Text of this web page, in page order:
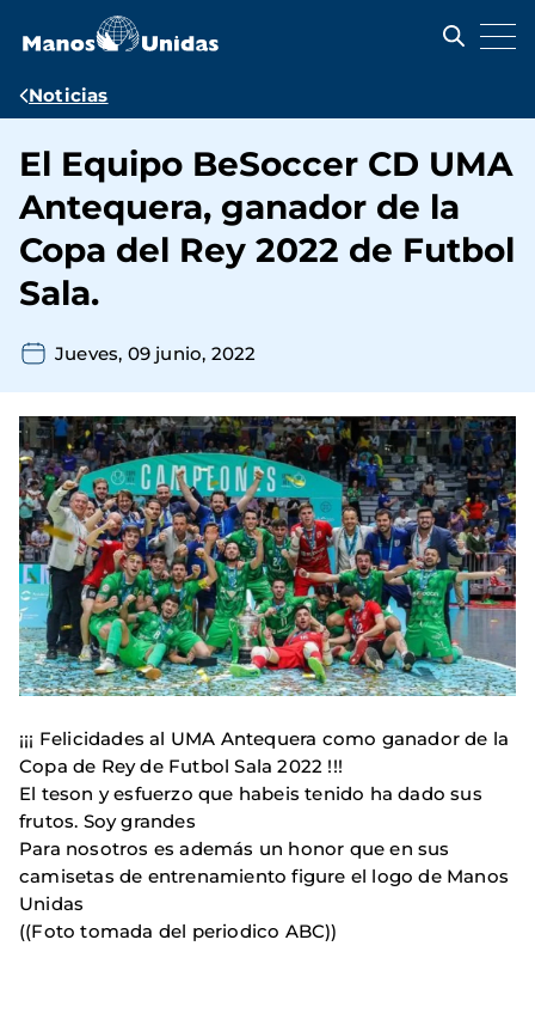
contenido
Ruta
navegación
Noticias
El Equipo BeSoccer CD UMA
Antequera, ganador de la
Copa del Rey 2022 de Futbol
Sala.
Jueves, 09 junio, 2022
¡¡¡ Felicidades al UMA Antequera como ganador de la
Copa de Rey de Futbol Sala 2022 !!!
El teson y esfuerzo que habeis tenido ha dado sus
frutos. Soy grandes
Para nosotros es además un honor que en sus
camisetas de entrenamiento figure el logo de Manos
Unidas
((Foto tomada del periodico ABC))